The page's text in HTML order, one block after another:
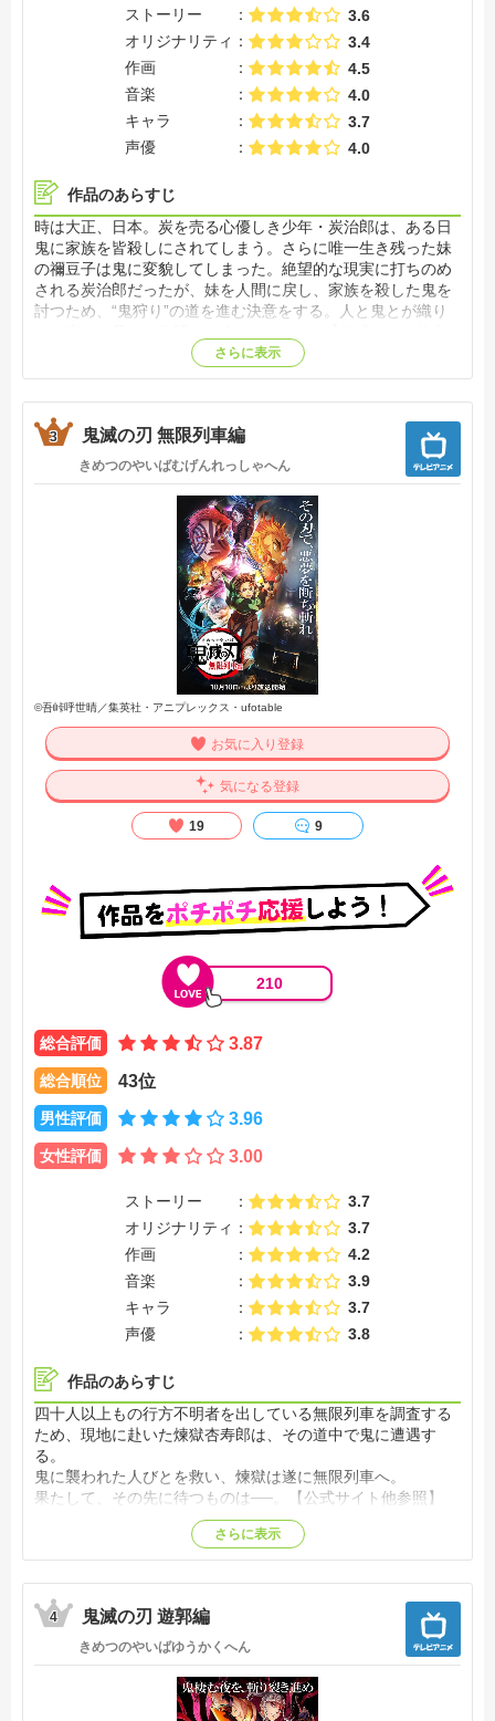
ストーリー
3.6
オリジナリティ
3.4
作画
4.5
音楽
4.0
キャラ
3.7
声優
4.0
作品のあらすじ
時は大正、日本。炭を売る心優しき少年・炭治郎は、ある日
鬼に家族を皆殺しにされてしまう。さらに唯一生き残った妹
の禰豆子は鬼に変貌してしまった。絶望的な現実に打ちのめ
される炭治郎だったが、妹を人間に戻し、家族を殺した鬼を
討つため、“鬼狩り”の道を進む決意をする。人と鬼とが織り
さらに表示
3 鬼滅の刃 無限列車編
きめつのやいばむげんれっしゃへん
©吾峠呼世晴／集英社・アニプレックス・ufotable
お気に入り登録
気になる登録
19 9
210
総合評価 3.87
総合順位 43位
男性評価 3.96
女性評価 3.00
ストーリー
3.7
オリジナリティ
3.7
作画
4.2
音楽
3.9
キャラ
3.7
声優
3.8
作品のあらすじ
四十人以上もの行方不明者を出している無限列車を調査する
ため、現地に赴いた煉獄杏寿郎は、その道中で鬼に遭遇す
る。
鬼に襲われた人びとを救い、煉獄は遂に無限列車へ。
果たして、その先に待つものは──。【公式サイト他参照】
さらに表示
4 鬼滅の刃 遊郭編
きめつのやいばゆうかくへん